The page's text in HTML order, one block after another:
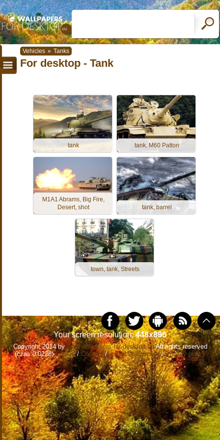
Vehicles » Tanks
For desktop - Tank
tank tank, M60 Patton
M1A1 Abrams, Big Fire,
Desert, shot
tank, barrel
town, tank, Streets
Your screen resolution:448x896
Copyright 2014 bywww.wallpapers-for-desktop.euAll rights reserved
(czas:0.0228)Cookie/Contact/+ Add Wallpapers/Privacy policy